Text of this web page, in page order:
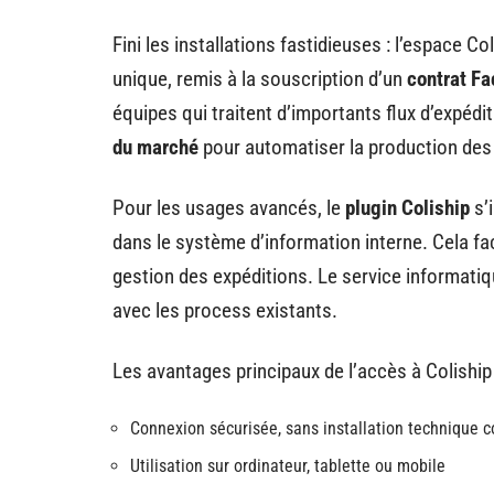
Fini les installations fastidieuses : l’espace
unique, remis à la souscription d’un contrat
équipes qui traitent d’importants flux
du marché pour automatiser la production
Pour les usages avancés, le plugin Coliship
dans le système d’information interne. Cela
gestion des expéditions. Le service
avec les process existants.
Les avantages principaux de l’accès à
Connexion sécurisée, sans installation technique
Utilisation sur ordinateur, tablette ou mobile